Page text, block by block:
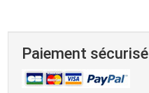
Paiement sécurisé